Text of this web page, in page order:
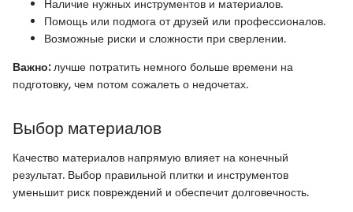
Наличие нужных инструментов и материалов.
Помощь или подмога от друзей или профессионалов.
Возможные риски и сложности при сверлении.
Важно:лучше потратить немного больше времени на
подготовку, чем потом сожалеть о недочетах.
Выбор материалов
Качество материалов напрямую влияет на конечный
результат. Выбор правильной плитки и инструментов
уменьшит риск повреждений и обеспечит долговечность.